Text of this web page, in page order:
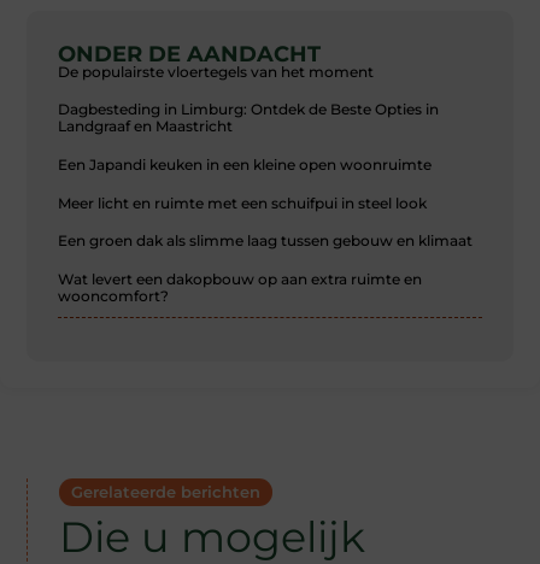
ONDER DE AANDACHT
De populairste vloertegels van het moment
Dagbesteding in Limburg: Ontdek de Beste Opties in
Landgraaf en Maastricht
Een Japandi keuken in een kleine open woonruimte
Meer licht en ruimte met een schuifpui in steel look
Een groen dak als slimme laag tussen gebouw en klimaat
Wat levert een dakopbouw op aan extra ruimte en
wooncomfort?
Gerelateerde berichten
Die u mogelijk